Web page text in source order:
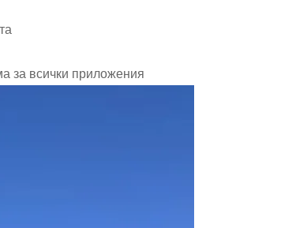
за всички приложения